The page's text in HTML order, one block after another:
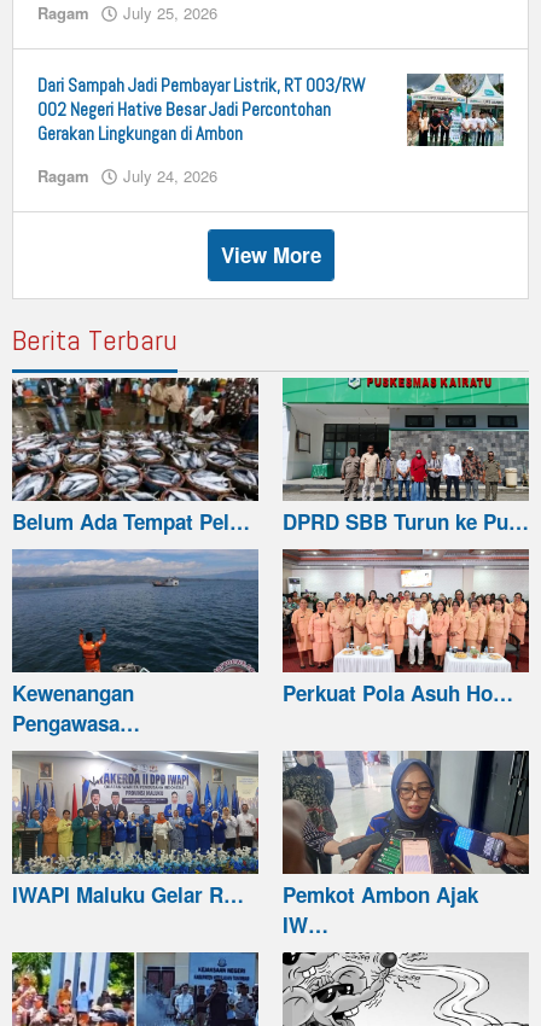
Ragam
July 25, 2026
Dari Sampah Jadi Pembayar Listrik, RT 003/RW
002 Negeri Hative Besar Jadi Percontohan
Gerakan Lingkungan di Ambon
Ragam
July 24, 2026
View More
Berita Terbaru
Belum Ada Tempat Pel… DPRD SBB Turun ke Pu…
Kewenangan
Pengawasa…
Perkuat Pola Asuh Ho…
IWAPI Maluku Gelar R…
Pemkot Ambon Ajak
IW…